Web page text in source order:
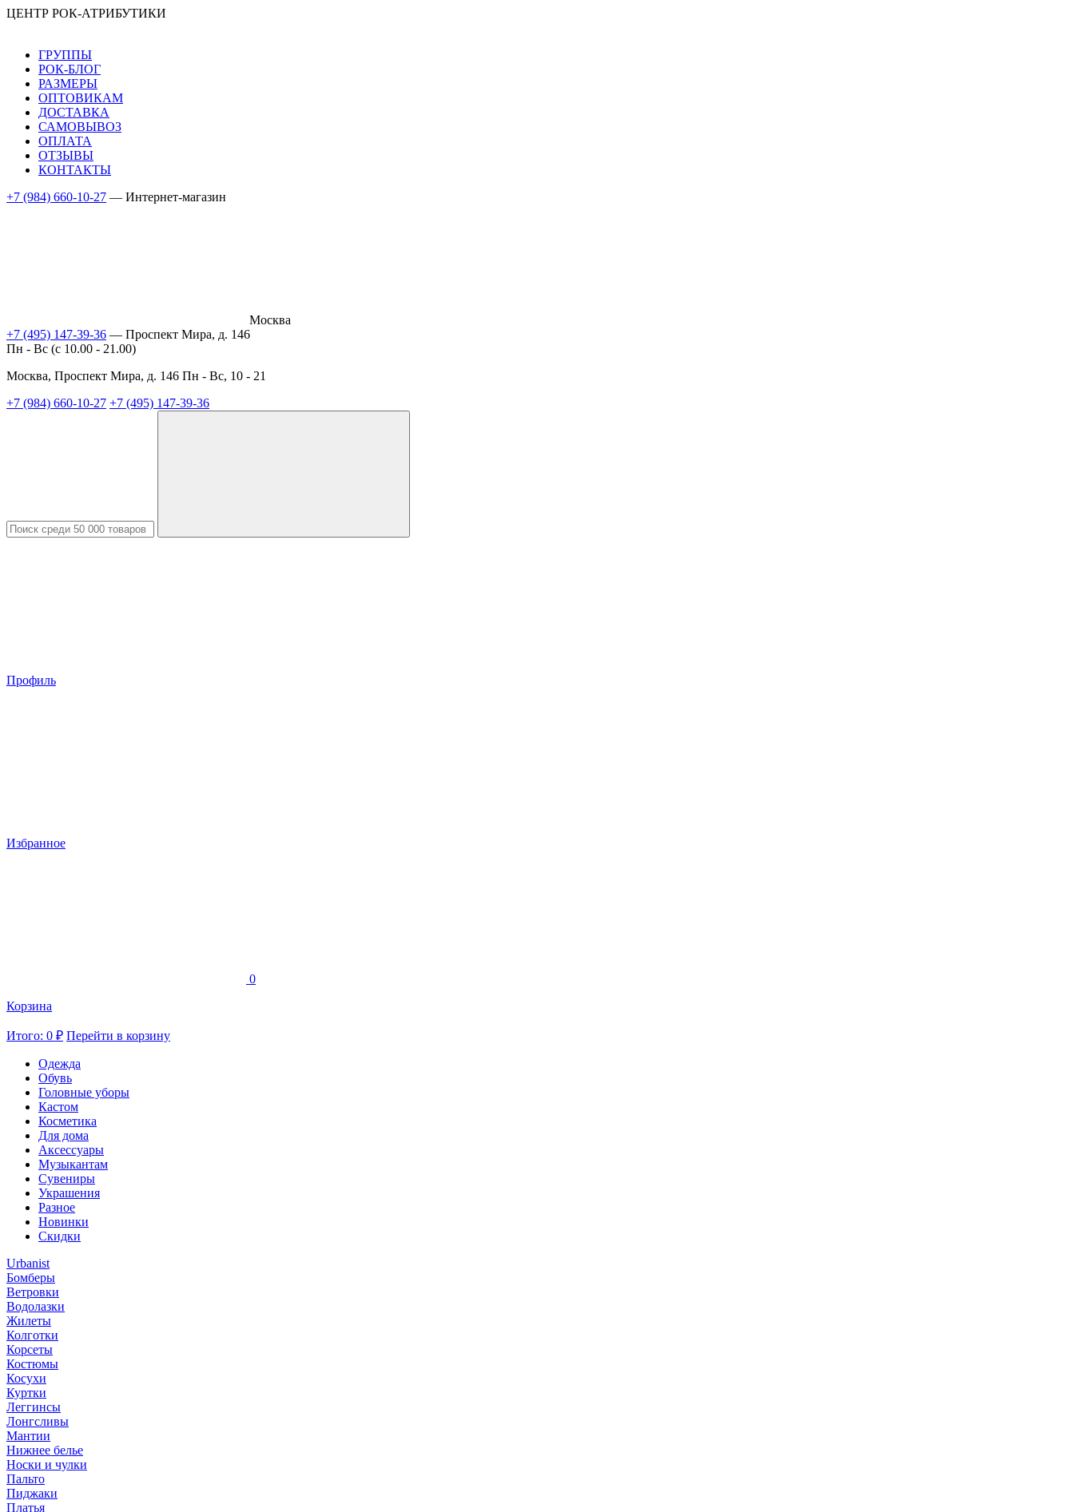
ЦЕНТР РОК-АТРИБУТИКИ
ГРУППЫ
РОК-БЛОГ
РАЗМЕРЫ
ОПТОВИКАМ
ДОСТАВКА
САМОВЫВОЗ
ОПЛАТА
ОТЗЫВЫ
КОНТАКТЫ
+7 (984) 660-10-27 — Интернет-магазин
Москва
+7 (495) 147-39-36 — Проспект Мира, д. 146
Пн - Вс (c 10.00 - 21.00)
Москва, Проспект Мира, д. 146 Пн - Вс, 10 - 21
+7 (984) 660-10-27 +7 (495) 147-39-36
Профиль
Избранное
0
Корзина
Итого: 0 ₽ Перейти в корзину
Одежда
Обувь
Головные уборы
Кастом
Косметика
Для дома
Аксессуары
Музыкантам
Сувениры
Украшения
Разное
Новинки
Скидки
Urbanist
Бомберы
Ветровки
Водолазки
Жилеты
Колготки
Корсеты
Костюмы
Косухи
Куртки
Леггинсы
Лонгсливы
Мантии
Нижнее белье
Носки и чулки
Пальто
Пиджаки
Платья